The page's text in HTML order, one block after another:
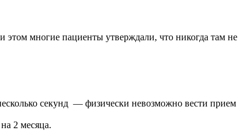
этом многие пациенты утверждали, что никогда там не
секунд — физически невозможно вести прием
2 месяца.